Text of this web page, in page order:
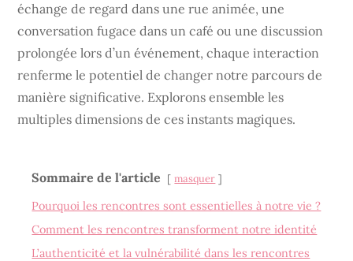
échange de regard dans une rue animée, une
conversation fugace dans un café ou une discussion
prolongée lors d’un événement, chaque interaction
renferme le potentiel de changer notre parcours de
manière significative. Explorons ensemble les
multiples dimensions de ces instants magiques.
Sommaire de l'article masquer
Pourquoi les rencontres sont essentielles à notre vie ?
Comment les rencontres transforment notre identité
L’authenticité et la vulnérabilité dans les rencontres